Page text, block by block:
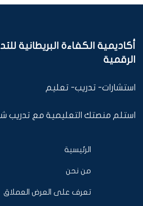
أكاديمية الكفاءة البريطانية
الرقمية
استشارات- تدريب- تعليم
استلم منصتك التعليمية مع تدريب
الرئيسية
من نحن
تعرف على العرض العملاق